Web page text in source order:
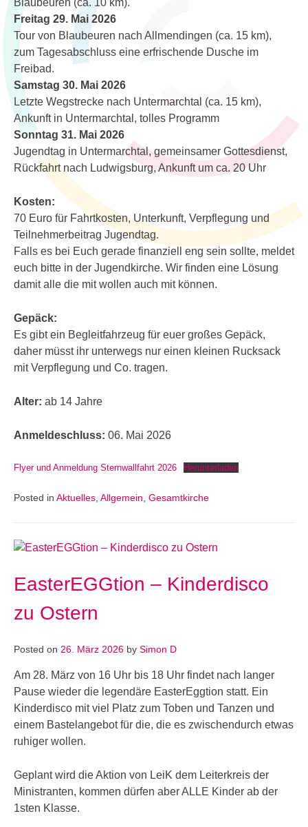
Blaubeuren (ca. 10 km).
Freitag 29. Mai 2026
Tour von Blaubeuren nach Allmendingen (ca. 15 km),
zum Tagesabschluss eine erfrischende Dusche im
Freibad.
Samstag 30. Mai 2026
Letzte Wegstrecke nach Untermarchtal (ca. 15 km),
Ankunft in Untermarchtal, tolles Programm
Sonntag 31. Mai 2026
Jugendtag in Untermarchtal, gemeinsamer Gottesdienst,
Rückfahrt nach Ludwigsburg, Ankunft um ca. 20 Uhr
Kosten:
70 Euro für Fahrtkosten, Unterkunft, Verpflegung und
Teilnehmerbeitrag Jugendtag.
Falls es bei Euch gerade finanziell eng sein sollte, meldet
euch bitte in der Jugendkirche. Wir finden eine Lösung
damit alle die mit wollen auch mit können.
Gepäck:
Es gibt ein Begleitfahrzeug für euer großes Gepäck,
daher müsst ihr unterwegs nur einen kleinen Rucksack
mit Verpflegung und Co. tragen.
Alter: ab 14 Jahre
Anmeldeschluss: 06. Mai 2026
Flyer und Anmeldung Sternwallfahrt 2026 Herunterladen
Posted in Aktuelles, Allgemein, Gesamtkirche
EasterEGGtion – Kinderdisco
zu Ostern
Posted on 26. März 2026 by Simon D
Am 28. März von 16 Uhr bis 18 Uhr findet nach langer
Pause wieder die legendäre EasterEggtion statt. Ein
Kinderdisco mit viel Platz zum Toben und Tanzen und
einem Bastelangebot für die, die es zwischendurch etwas
ruhiger wollen.
Geplant wird die Aktion von LeiK dem Leiterkreis der
Ministranten, kommen dürfen aber ALLE Kinder ab der
1sten Klasse.